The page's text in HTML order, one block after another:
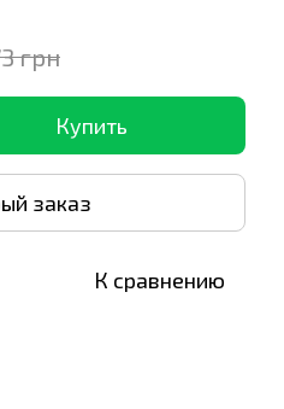
грн
Купить
заказ
К сравнению